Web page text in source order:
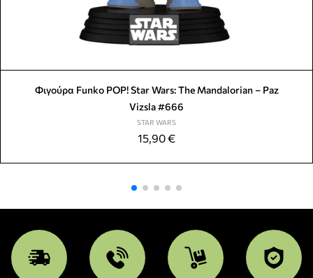
Φιγούρα Funko POP! Star Wars: The Mandalorian – Paz
Vizsla #666
STAR WARS
15,90€